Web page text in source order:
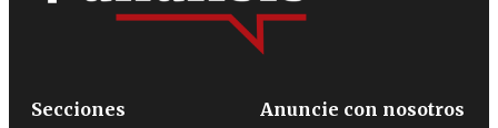
Secciones
Anuncie con nosotros